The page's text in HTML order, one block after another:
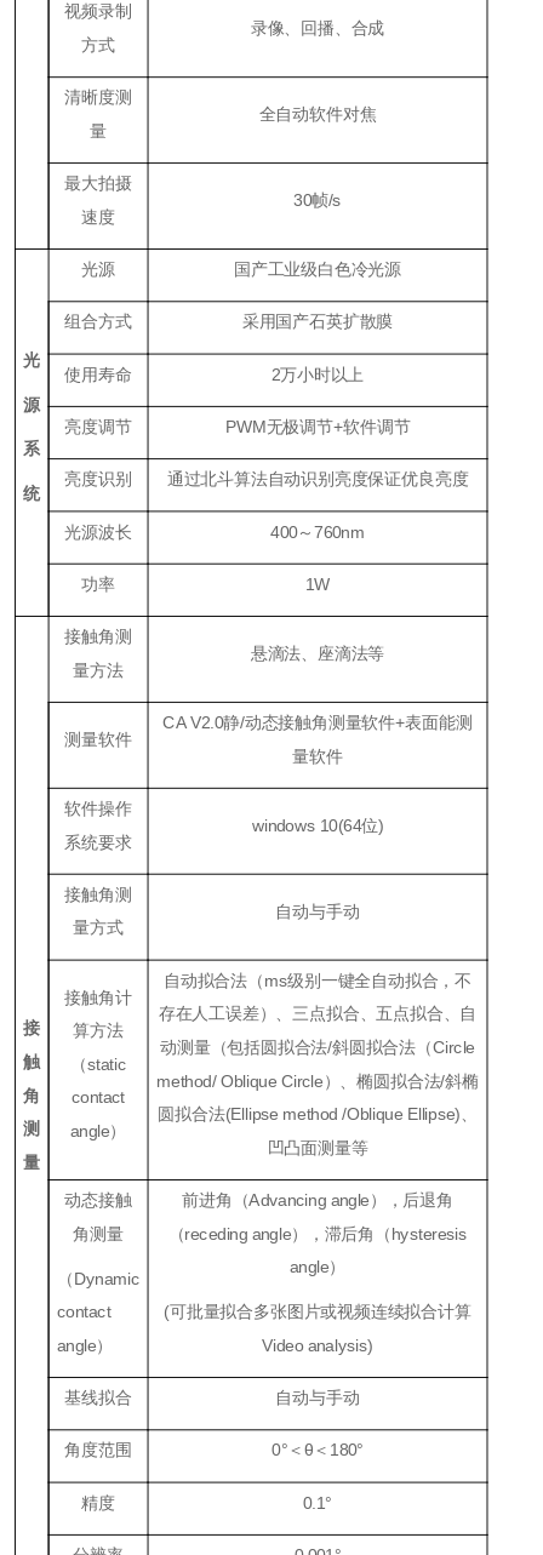
视频录制
方式
录像、回播、合成
清晰度测
量
全自动软件对焦
最大拍摄
速度
30帧/s
光
源
系
统
光源 国产工业级白色冷光源
组合方式 采用国产石英扩散膜
使用寿命 2万小时以上
亮度调节 PWM无极调节+软件调节
亮度识别 通过北斗算法自动识别亮度保证优良亮度
光源波长 400～760nm
功率 1W
接
触
角
测
量
接触角测
量方法
悬滴法、座滴法等
测量软件
CA V2.0静/动态接触角测量软件+表面能测
量软件
软件操作
系统要求
windows 10(64位)
接触角测
量方式
自动与手动
接触角计
算方法
（static
contact
angle）
自动拟合法（ms级别一键全自动拟合，不
存在人工误差）、三点拟合、五点拟合、自
动测量（包括圆拟合法/斜圆拟合法（Circle
method/ Oblique Circle）、椭圆拟合法/斜椭
圆拟合法(Ellipse method /Oblique Ellipse)、
凹凸面测量等
动态接触
角测量
（Dynamic
contact
angle）
前进角（Advancing angle），后退角
（receding angle），滞后角（hysteresis
angle）
(可批量拟合多张图片或视频连续拟合计算
Video analysis)
基线拟合 自动与手动
角度范围 0°＜θ＜180°
精度 0.1°